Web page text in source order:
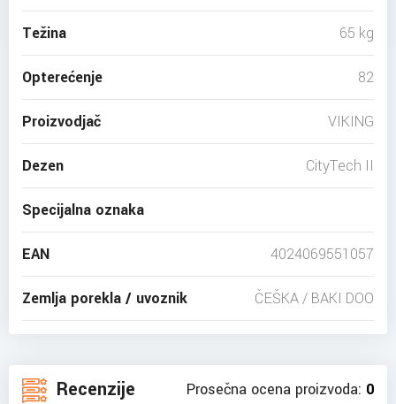
Težina 65 kg
Opterećenje 82
Proizvodjač VIKING
Dezen CityTech II
Specijalna oznaka
EAN 4024069551057
Zemlja porekla / uvoznik ČEŠKA / BAKI DOO
Recenzije Prosečna ocena proizvoda: 0